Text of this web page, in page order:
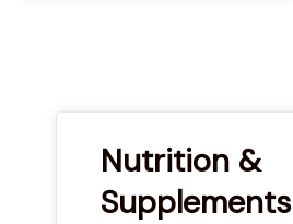
Nutrition &
Supplements